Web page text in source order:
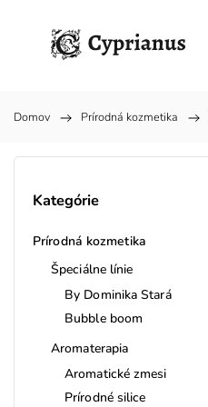
Domov / Prírodná kozmetika /
Kategórie
Prírodná kozmetika
Špeciálne línie
By Dominika Stará
Bubble boom
Aromaterapia
Aromatické zmesi
Prírodné silice